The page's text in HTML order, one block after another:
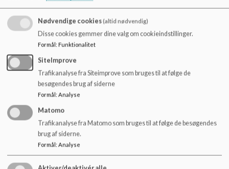
Skolebestyrelse
Kroggårdsskolens skolebestyrelses medlemmer:
Læs mere
Nødvendige cookies(altid nødvendig)
Disse cookies gemmer dine valg om cookieindstillinger.
Formål: Funktionalitet
SiteImprove
Trafikanalyse fra Siteimprove som bruges til at følge de
besøgendes brug af siderne
Formål: Analyse
Matomo
Trafikanalyse fra Matomo som bruges til at følge de besøgendes
brug af siderne.
Formål: Analyse